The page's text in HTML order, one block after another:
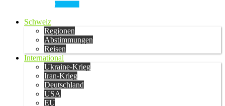
Schweiz
Regionen
Abstimmungen
Reisen
International
Ukraine-Krieg
Iran-Krieg
Deutschland
USA
EU